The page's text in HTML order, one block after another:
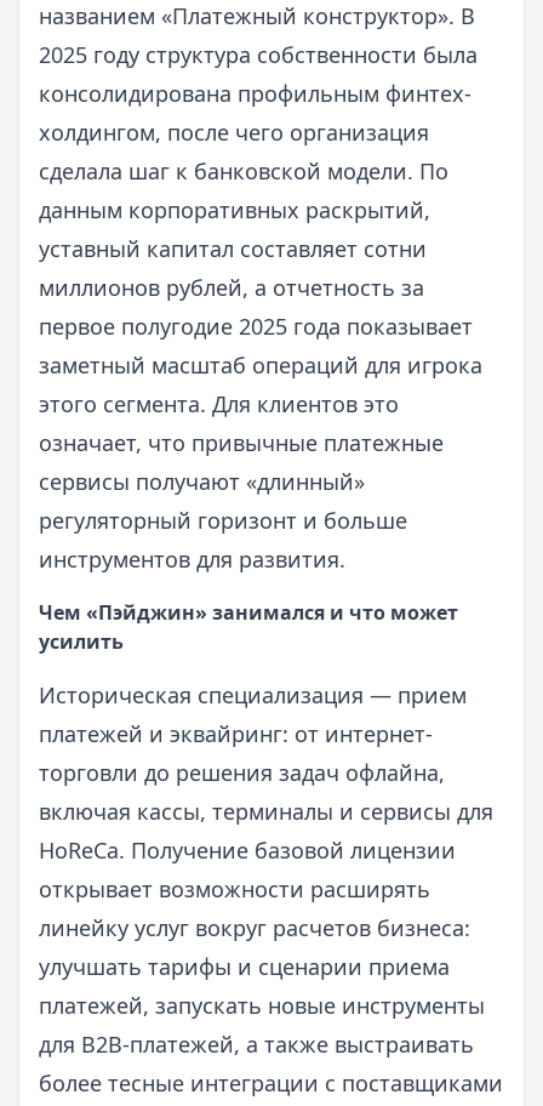
названием «Платежный конструктор». В
2025 году структура собственности была
консолидирована профильным финтех-
холдингом, после чего организация
сделала шаг к банковской модели. По
данным корпоративных раскрытий,
уставный капитал составляет сотни
миллионов рублей, а отчетность за
первое полугодие 2025 года показывает
заметный масштаб операций для игрока
этого сегмента. Для клиентов это
означает, что привычные платежные
сервисы получают «длинный»
регуляторный горизонт и больше
инструментов для развития.
Чем «Пэйджин» занимался и что может
усилить
Историческая специализация — прием
платежей и эквайринг: от интернет-
торговли до решения задач офлайна,
включая кассы, терминалы и сервисы для
HoReCa. Получение базовой лицензии
открывает возможности расширять
линейку услуг вокруг расчетов бизнеса:
улучшать тарифы и сценарии приема
платежей, запускать новые инструменты
для B2B-платежей, а также выстраивать
более тесные интеграции с поставщиками